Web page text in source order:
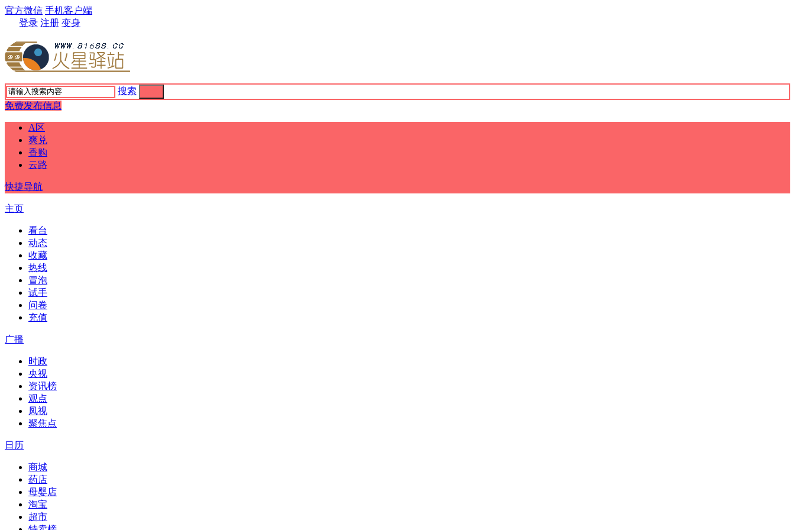
官方微信 手机客户端
登录 注册 变身
搜索
免费发布信息
A区
爽兑
香购
云路
快捷导航
主页
看台
动态
收藏
热线
冒泡
试手
问卷
充值
广播
时政
央视
资讯榜
观点
凤视
聚焦点
日历
商城
药店
母婴店
淘宝
超市